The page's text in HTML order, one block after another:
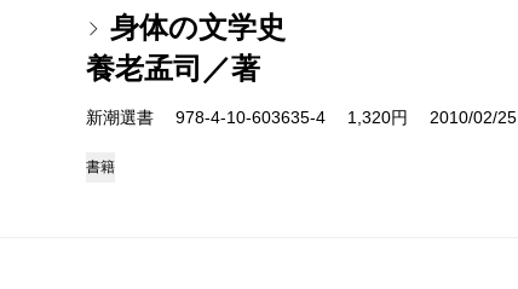
身体の文学史
養老孟司／著
新潮選書 978-4-10-603635-4 1,320円 2010/02/25
書籍